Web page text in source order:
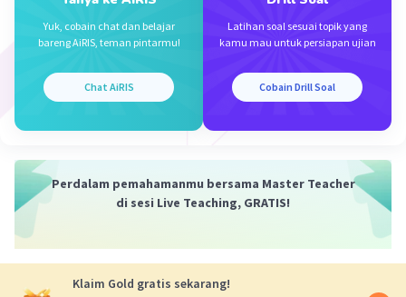
mengenai program pemerintah PKH.
Teks 1: Fokus pada Joni dan lingkungan sekolah.
3. Memiliki Pesan moral ataupun kesimpulan yang
Teks 1: Mengajarkan tentang kehati-hatian dalam
Yuk, cobain chat dan belajar
bareng AiRIS, teman pintarmu!
Chat AiRIS
Latihan soal sesuai topik yang
kamu mau untuk persiapan ujian
Cobain Drill Soal
Perdalam pemahamanmu bersama Master Teacher
di sesi Live Teaching, GRATIS!
Klaim Gold gratis sekarang!